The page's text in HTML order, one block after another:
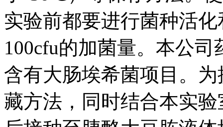
实验前都要进行菌种活
100cfu的加菌量。本公
含有大肠埃希菌项目。
藏方法，同时结合本实